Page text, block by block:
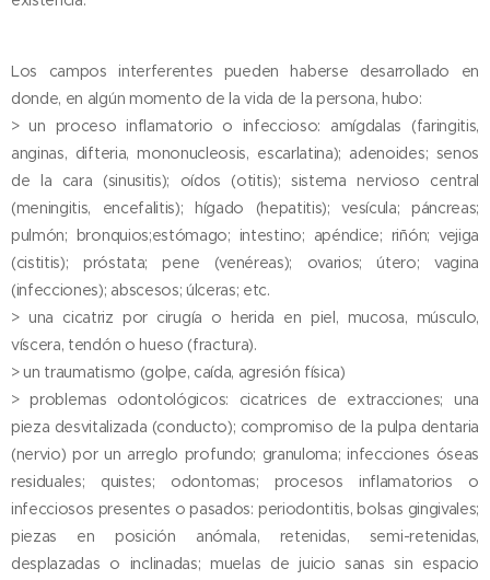
Los campos interferentes pueden haberse desarrollado en
donde, en algún momento de la vida de la persona, hubo:
> un proceso inflamatorio o infeccioso: amígdalas (faringitis,
anginas, difteria, mononucleosis, escarlatina); adenoides; senos
de la cara (sinusitis); oídos (otitis); sistema nervioso central
(meningitis, encefalitis); hígado (hepatitis); vesícula; páncreas;
pulmón; bronquios;estómago; intestino; apéndice; riñón; vejiga
(cistitis); próstata; pene (venéreas); ovarios; útero; vagina
(infecciones); abscesos; úlceras; etc.
> una cicatriz por cirugía o herida en piel, mucosa, músculo,
víscera, tendón o hueso (fractura).
> un traumatismo (golpe, caída, agresión física)
> problemas odontológicos: cicatrices de extracciones; una
pieza desvitalizada (conducto); compromiso de la pulpa dentaria
(nervio) por un arreglo profundo; granuloma; infecciones óseas
residuales; quistes; odontomas; procesos inflamatorios o
infecciosos presentes o pasados: periodontitis, bolsas gingivales;
piezas en posición anómala, retenidas, semi-retenidas,
desplazadas o inclinadas; muelas de juicio sanas sin espacio